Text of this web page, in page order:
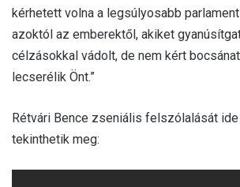
kérhetett volna a legsúlyosabb
azoktól az emberektől, akiket
célzásokkal vádolt, de nem kért
lecserélik Önt.”
Rétvári Bence zseniális felszólalását
tekinthetik meg: